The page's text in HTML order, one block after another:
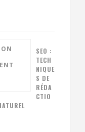
SEO :
TECH
NIQUE
S DE
RÉDA
CTIO